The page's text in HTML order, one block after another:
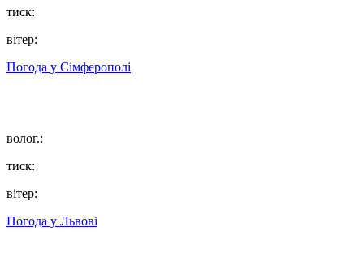
тиск:
вітер:
Погода у Сімферополі
волог.:
тиск:
вітер:
Погода у Львові